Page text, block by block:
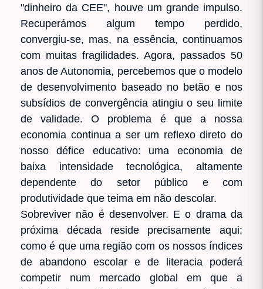
"dinheiro da CEE", houve um grande impulso.
Recuperámos algum tempo perdido,
convergiu-se, mas, na essência, continuamos
com muitas fragilidades. Agora, passados 50
anos de Autonomia, percebemos que o modelo
de desenvolvimento baseado no betão e nos
subsídios de convergência atingiu o seu limite
de validade. O problema é que a nossa
economia continua a ser um reflexo direto do
nosso défice educativo: uma economia de
baixa intensidade tecnológica, altamente
dependente do setor público e com
produtividade que teima em não descolar.
Sobreviver não é desenvolver. E o drama da
próxima década reside precisamente aqui:
como é que uma região com os nossos índices
de abandono escolar e de literacia poderá
competir num mercado global em que a